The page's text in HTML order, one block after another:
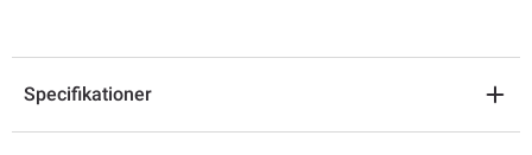
Specifikationer